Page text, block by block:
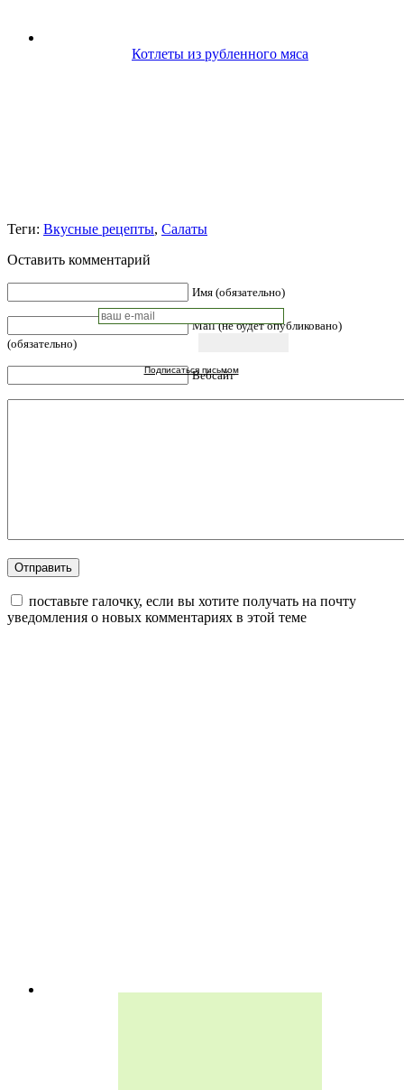
Котлеты из рубленного мяса
Подписаться письмом
Теги: Вкусные рецепты, Салаты
Оставить комментарий
Имя (обязательно)
Mail (не будет опубликовано)
(обязательно)
Вебсайт
поставьте галочку, если вы хотите получать на почту
уведомления о новых комментариях в этой теме